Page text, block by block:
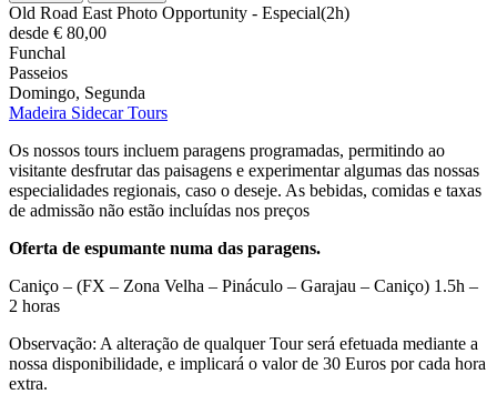
Old Road East Photo Opportunity - Especial(2h)
desde € 80,00
Funchal
Passeios
Domingo, Segunda
Madeira Sidecar Tours
Os nossos tours incluem paragens programadas, permitindo ao
visitante desfrutar das paisagens e experimentar algumas das nossas
especialidades regionais, caso o deseje. As bebidas, comidas e taxas
de admissão não estão incluídas nos preços
Oferta de espumante numa das paragens.
Caniço – (FX – Zona Velha – Pináculo – Garajau – Caniço) 1.5h –
2 horas
Observação: A alteração de qualquer Tour será efetuada mediante a
nossa disponibilidade, e implicará o valor de 30 Euros por cada hora
extra.